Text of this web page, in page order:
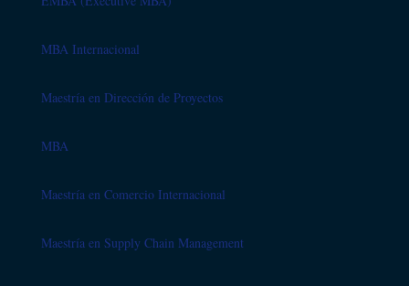
MBA Internacional
Maestría en Dirección de Proyectos
MBA
Maestría en Comercio Internacional
Maestría en Supply Chain Management